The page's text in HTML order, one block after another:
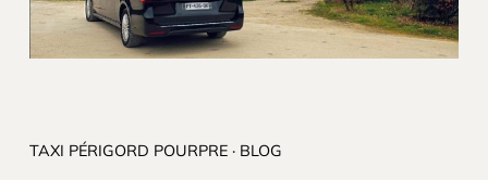
TAXI PÉRIGORD POURPRE · BLOG